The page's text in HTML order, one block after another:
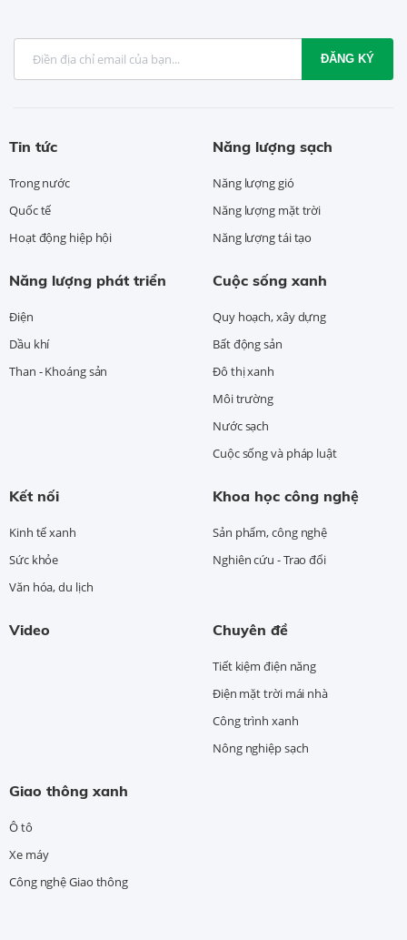
ĐĂNG KÝ
Tin tức
Trong nước
Quốc tế
Hoạt động hiệp hội
Năng lượng sạch
Năng lượng gió
Năng lượng mặt trời
Năng lượng tái tạo
Năng lượng phát triển
Điện
Dầu khí
Than - Khoáng sản
Cuộc sống xanh
Quy hoạch, xây dựng
Bất động sản
Đô thị xanh
Môi trường
Nước sạch
Cuộc sống và pháp luật
Kết nối
Kinh tế xanh
Sức khỏe
Văn hóa, du lịch
Khoa học công nghệ
Sản phẩm, công nghệ
Nghiên cứu - Trao đổi
Video Chuyên đề
Tiết kiệm điện năng
Điện mặt trời mái nhà
Công trình xanh
Nông nghiệp sạch
Giao thông xanh
Ô tô
Xe máy
Công nghệ Giao thông